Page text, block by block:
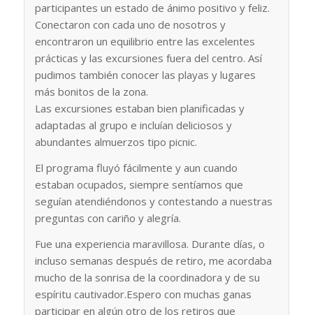
participantes un estado de ánimo positivo y feliz.
Conectaron con cada uno de nosotros y
encontraron un equilibrio entre las excelentes
prácticas y las excursiones fuera del centro. Así
pudimos también conocer las playas y lugares
más bonitos de la zona.
Las excursiones estaban bien planificadas y
adaptadas al grupo e incluían deliciosos y
abundantes almuerzos tipo picnic.
El programa fluyó fácilmente y aun cuando
estaban ocupados, siempre sentíamos que
seguían atendiéndonos y contestando a nuestras
preguntas con cariño y alegría.
Fue una experiencia maravillosa. Durante días, o
incluso semanas después de retiro, me acordaba
mucho de la sonrisa de la coordinadora y de su
espíritu cautivador.Espero con muchas ganas
participar en algún otro de los retiros que